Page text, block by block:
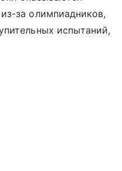
за олимпиадников,
испытаний,